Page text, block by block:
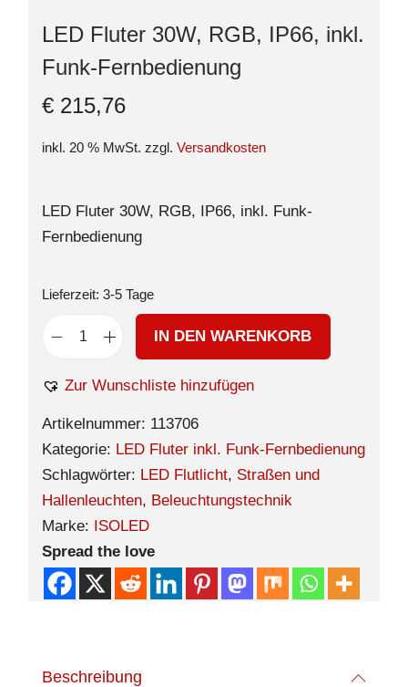
LED Fluter 30W, RGB, IP66, inkl.
Funk-Fernbedienung
€ 215,76
inkl. 20 % MwSt. zzgl. Versandkosten
LED Fluter 30W, RGB, IP66, inkl. Funk-
Fernbedienung
Lieferzeit: 3-5 Tage
IN DEN WARENKORB
Zur Wunschliste hinzufügen
Artikelnummer: 113706
Kategorie: LED Fluter inkl. Funk-Fernbedienung
Schlagwörter: LED Flutlicht, Straßen und
Hallenleuchten, Beleuchtungstechnik
Marke: ISOLED
Spread the love
Beschreibung